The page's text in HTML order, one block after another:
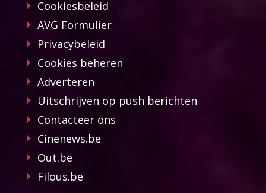
Cookiesbeleid
AVG Formulier
Privacybeleid
Cookies beheren
Adverteren
Uitschrijven op push berichten
Contacteer ons
Cinenews.be
Out.be
Filous.be